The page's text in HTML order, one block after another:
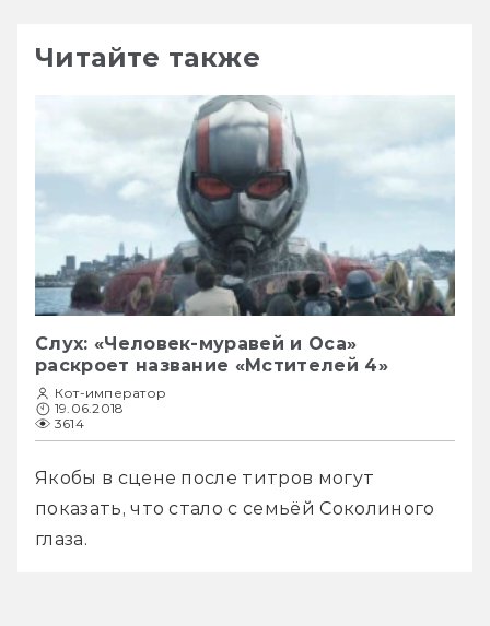
Читайте также
Слух: «Человек-муравей и Оса»
раскроет название «Мстителей 4»
Кот-император
19.06.2018
3614
Якобы в сцене после титров могут
показать, что стало с семьёй Соколиного
глаза.